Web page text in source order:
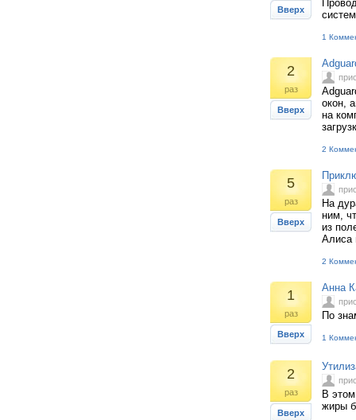
Вверх
1
2
раз
Вверх
окон,
на
2
5
раз
Вверх
На
ним,
из
Алиса
2
1
раз
Вверх
Анна
По
1
2
раз
Вверх
В
жиры